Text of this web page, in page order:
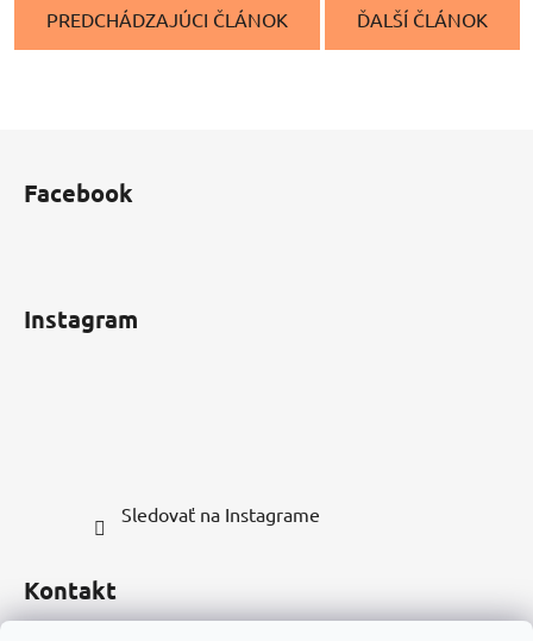
PREDCHÁDZAJÚCI ČLÁNOK ĎALŠÍ ČLÁNOK
Facebook
Instagram
Sledovať na Instagrame
Kontakt